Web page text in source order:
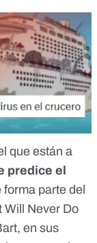
que están a
predice el
forma parte del
Will Never Do
en sus